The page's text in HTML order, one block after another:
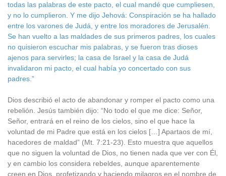
todas las palabras de este pacto, el cual mandé que cumpliesen,
y no lo cumplieron. Y me dijo Jehová: Conspiración se ha hallado
entre los varones de Judá, y entre los moradores de Jerusalén.
Se han vuelto a las maldades de sus primeros padres, los cuales
no quisieron escuchar mis palabras, y se fueron tras dioses
ajenos para servirles; la casa de Israel y la casa de Judá
invalidaron mi pacto, el cual había yo concertado con sus
padres.”
Dios describió el acto de abandonar y romper el pacto como una
rebelión. Jesús también dijo: “No todo el que me dice: Señor,
Señor, entrará en el reino de los cielos, sino el que hace la
voluntad de mi Padre que está en los cielos […] Apartaos de mí,
hacedores de maldad” (Mt. 7:21-23). Esto muestra que aquellos
que no siguen la voluntad de Dios, no tienen nada que ver con Él,
y en cambio los considera rebeldes, aunque aparentemente
creen en Dios, profetizando y haciendo milagros en el nombre de